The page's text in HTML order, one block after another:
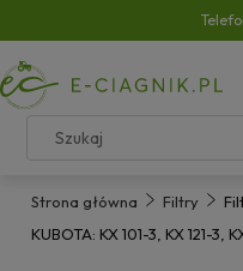
Strona główna Filtry
KUBOTA: KX 101-3, KX 121-3,